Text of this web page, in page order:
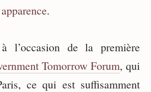
.
l’occasion de la première
Tomorrow Forum, qui
ce qui est suffisamment